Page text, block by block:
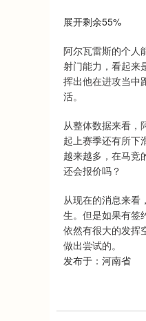
展开剩余55%
阿尔瓦雷斯的个人
射门能力，看起来
挥出他在进攻当中
活。
从整体数据来看，
起上赛季还有所下
越来越多，在马竞
还会报价吗？
从现在的消息来看
生。但是如果有签
依然有很大的发挥
做出尝试的。
发布于：河南省